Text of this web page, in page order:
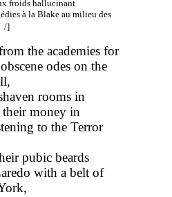
froids hallucinant
à la Blake au milieu des
/]
the academies for
odes on the
rooms in
money in
to the Terror
pubic beards
with a belt of